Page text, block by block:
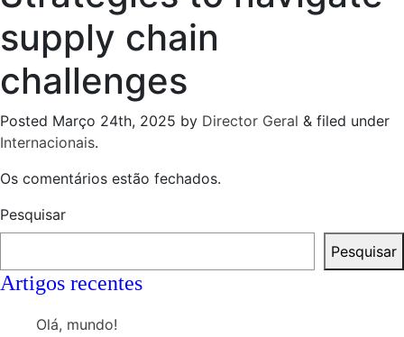
supply chain
challenges
Posted Março 24th, 2025 by Director Geral & filed under
Internacionais.
Os comentários estão fechados.
Pesquisar
Pesquisar
Artigos recentes
Olá, mundo!